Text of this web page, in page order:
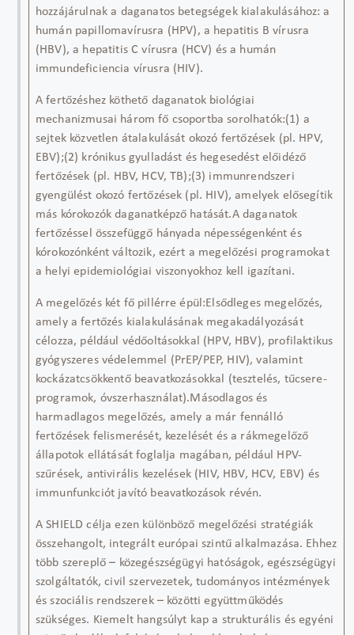
hozzájárulnak a daganatos betegségek kialakulásához: a
humán papillomavírusra (HPV), a hepatitis B vírusra
(HBV), a hepatitis C vírusra (HCV) és a humán
immundeficiencia vírusra (HIV).
A fertőzéshez köthető daganatok biológiai
mechanizmusai három fő csoportba sorolhatók:(1) a
sejtek közvetlen átalakulását okozó fertőzések (pl. HPV,
EBV);(2) krónikus gyulladást és hegesedést előidéző
fertőzések (pl. HBV, HCV, TB);(3) immunrendszeri
gyengülést okozó fertőzések (pl. HIV), amelyek elősegítik
más kórokozók daganatképző hatását.A daganatok
fertőzéssel összefüggő hányada népességenként és
kórokozónként változik, ezért a megelőzési programokat
a helyi epidemiológiai viszonyokhoz kell igazítani.
A megelőzés két fő pillérre épül:Elsődleges megelőzés,
amely a fertőzés kialakulásának megakadályozását
célozza, például védőoltásokkal (HPV, HBV), profilaktikus
gyógyszeres védelemmel (PrEP/PEP, HIV), valamint
kockázatcsökkentő beavatkozásokkal
(tesztelés, tűcsere-
programok, óvszerhasználat).Másodlagos és
harmadlagos megelőzés, amely a már fennálló
fertőzések felismerését, kezelését és a rákmegelőző
állapotok ellátásátfoglalja magában, például
HPV-
szűrések, antivirális kezelések (HIV, HBV, HCV, EBV) és
immunfunkciót javító beavatkozások révén.
A SHIELD célja ezen különböző megelőzési stratégiák
összehangolt, integrált európai szintű alkalmazása. Ehhez
több szereplő – közegészségügyi hatóságok, egészségügyi
szolgáltatók, civil szervezetek, tudományos intézmények
és szociális rendszerek– közötti együttműködés
szükséges. Kiemelt hangsúlyt kap a strukturális és egyéni